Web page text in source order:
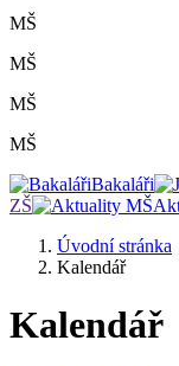
MŠ
MŠ
MŠ
MŠ
Bakaláři
ZŠ
Úvodní stránka
Kalendář
Kalendář